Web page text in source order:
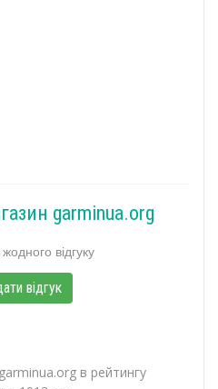
garminua.org
відгуку
відгук
в рейтингу